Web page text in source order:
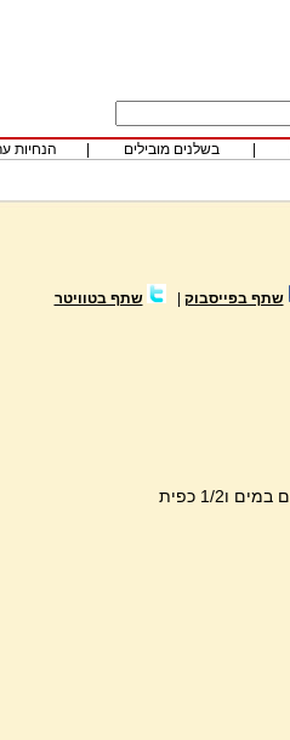
בשלנים מובילים הנחיות
שתף בפייסבוק שתף בטוויטר
2 תפוחי אדמה קלופים וחתוכים לקוביות קטנות מבושלים במים ו1/2 כפית